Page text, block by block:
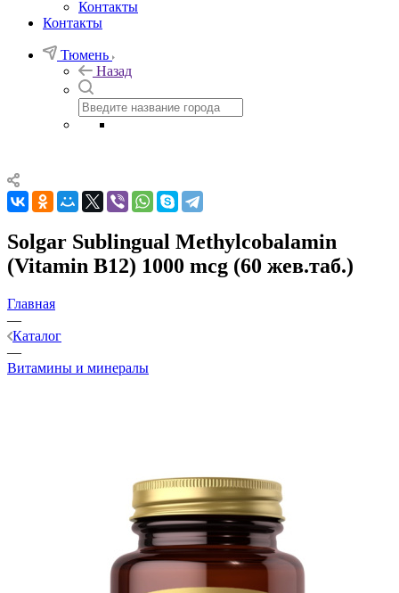
Контакты
Контакты
Тюмень
Назад
Solgar Sublingual Methylcobalamin
(Vitamin B12) 1000 mcg (60 жев.таб.)
Главная
—
Каталог
—
Витамины и минералы